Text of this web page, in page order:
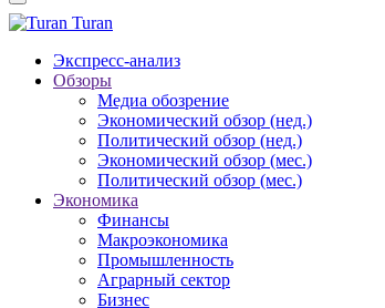
Turan
Экспресс-анализ
Обзоры
Медиа обозрение
Экономический обзор (нед.)
Политический обзор (нед.)
Экономический обзор (мес.)
Политический обзор (мес.)
Экономика
Финансы
Макроэкономика
Промышленность
Аграрный сектор
Бизнес